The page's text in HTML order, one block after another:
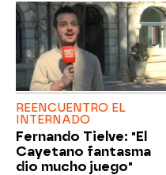
REENCUENTRO EL
INTERNADO
Fernando Tielve: "El
Cayetano fantasma
dio mucho juego"